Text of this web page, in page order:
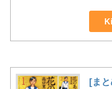
[ま